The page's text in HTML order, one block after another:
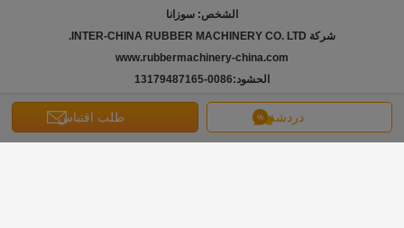
الشخص: سوزانا
شركة INTER-CHINA RUBBER MACHINERY CO. LTD.
www.rubbermachinery-china.com
الحشود:
0086-13179487165
سكايب: قطع المطاط
البريد الإلكتروني: info@rubbermachinery-china.com
دردشة طلب اقتباس